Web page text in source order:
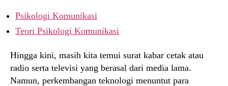
Psikologi Komunikasi
Teori Psikologi Komunikasi
Hingga kini, masih kita temui surat kabar cetak atau
radio serta televisi yang berasal dari media lama.
Namun, perkembangan teknologi menuntut para